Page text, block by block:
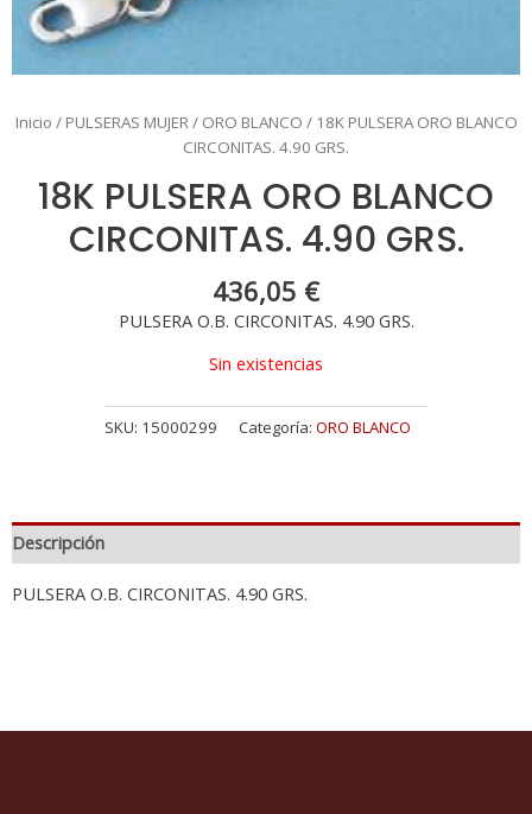
Inicio / PULSERAS MUJER / ORO BLANCO / 18K PULSERA ORO BLANCO
CIRCONITAS. 4.90 GRS.
18K PULSERA ORO BLANCO
CIRCONITAS. 4.90 GRS.
436,05 €
PULSERA O.B. CIRCONITAS. 4.90 GRS.
Sin existencias
SKU: 15000299 Categoría: ORO BLANCO
Descripción
PULSERA O.B. CIRCONITAS. 4.90 GRS.